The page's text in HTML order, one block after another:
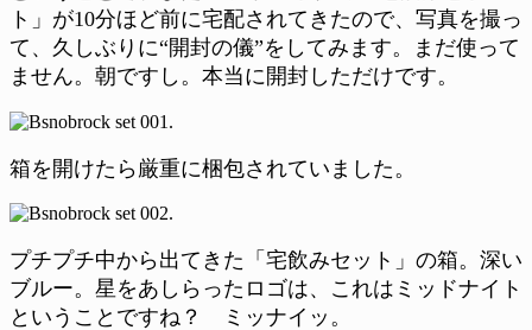
ト」が10分ほど前に宅配されてきたので、写真を撮っ
て、久しぶりに“開封の儀”をしてみます。まだ使って
ません。朝ですし。本当に開封しただけです。
箱を開けたら厳重に梱包されていました。
プチプチ中から出てきた「宅飲みセット」の箱。深い
ブルー。星をあしらったロゴは、これはミッドナイト
ということですね？ ミッナイッ。